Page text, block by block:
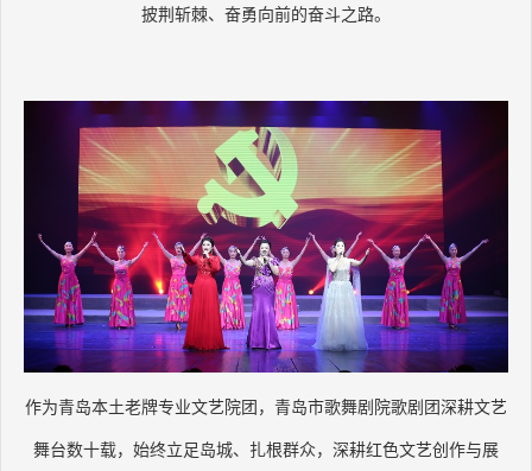
披荆斩棘、奋勇向前的奋斗之路。
作为青岛本土老牌专业文艺院团，青岛市歌舞剧院歌剧团深耕文艺
舞台数十载，始终立足岛城、扎根群众，深耕红色文艺创作与展